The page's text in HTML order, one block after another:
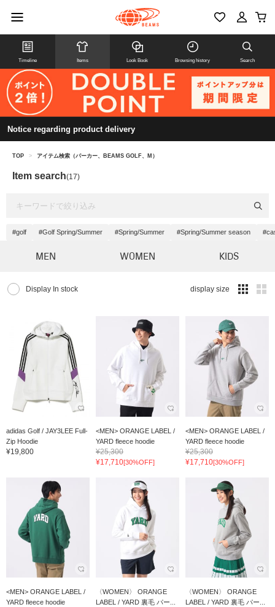
Timeline Items Look Book Browsing history Search
Notice regarding product delivery
TOP > アイテム検索（パーカー、BEAMS GOLF、M）
Item search(17)
#golf #Golf Spring/Summer #Spring/Summer #Spring/Summer season
MEN WOMEN KIDS
Display In stock display size
adidas Golf / JAY3LEE Full-
Zip Hoodie
¥19,800
<MEN> ORANGE LABEL /
YARD fleece hoodie
¥25,300
¥17,710[30%OFF]
<MEN> ORANGE LABEL /
YARD fleece hoodie
¥25,300
¥17,710[30%OFF]
<MEN> ORANGE LABEL /
YARD fleece hoodie
〈WOMEN〉 ORANGE
LABEL / YARD 裏毛 パー...
〈WOMEN〉 ORANGE
LABEL / YARD 裏毛 パー...